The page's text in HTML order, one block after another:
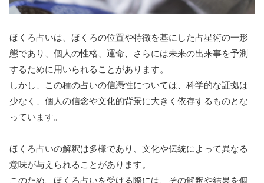
ほくろ占いは、ほくろの位置や特徴を基にした占星術の一形
態であり、個人の性格、運命、さらには未来の出来事を予測
するために用いられることがあります。
しかし、この種の占いの信憑性については、科学的な証拠は
少なく、個人の信念や文化的背景に大きく依存するものとな
っています。
ほくろ占いの解釈は多様であり、文化や伝統によって異なる
意味が与えられることがあります。
このため、ほくろ占いを受ける際には、その解釈や結果を個